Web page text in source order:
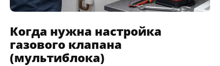
Когда нужна настройка
газового клапана
(мультиблока)